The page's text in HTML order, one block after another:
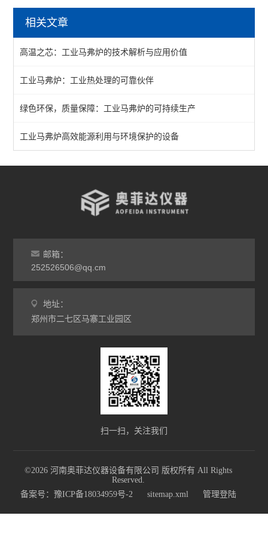
陶瓷纤维马弗炉
箱式马弗炉
分体式马弗炉
实验室马弗炉
箱式高温炉
灰分马弗炉
非标定做马弗炉
工业马弗炉
查看全部 >>
相关文章
高温之芯：工业马弗炉的技术解析与应用价值
工业马弗炉：工业热处理的可靠伙伴
绿色环保，质量保障：工业马弗炉的可持续生产
工业马弗炉高效能源利用与环境保护的设备
邮箱：
252526506@qq.cm
地址：
郑州市二七区马寨工业园区
扫一扫，关注我们
©2026 河南奥菲达仪器设备有限公司 版权所有 All Rights
Reserved.
备案号：豫ICP备18034959号-2
sitemap.xml 管理登陆